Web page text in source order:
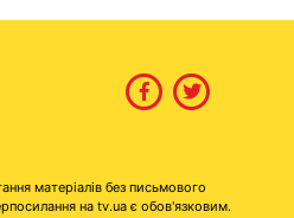
матеріалів без письмового
на tv.ua є обов'язковим.